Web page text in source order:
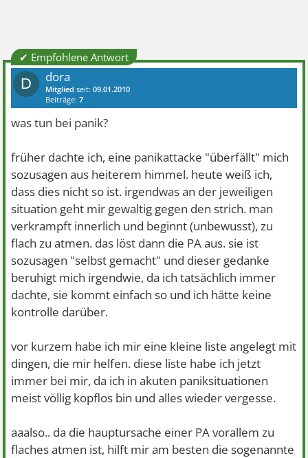
✔ Empfohlene Antwort
D dora
Mitglied seit:09.01.2010
Beiträge:7
was tun bei panik?
früher dachte ich, eine panikattacke "überfällt" mich
sozusagen aus heiterem himmel. heute weiß ich,
dass dies nicht so ist. irgendwas an der jeweiligen
situation geht mir gewaltig gegen den strich. man
verkrampft innerlich und beginnt (unbewusst), zu
flach zu atmen. das löst dann die PA aus. sie ist
sozusagen "selbst gemacht" und dieser gedanke
beruhigt mich irgendwie, da ich tatsächlich immer
dachte, sie kommt einfach so und ich hätte keine
kontrolle darüber.
vor kurzem habe ich mir eine kleine liste angelegt mit
dingen, die mir helfen. diese liste habe ich jetzt
immer bei mir, da ich in akuten paniksituationen
meist völlig kopflos bin und alles wieder vergesse.
aaalso.. da die hauptursache einer PA vorallem zu
flaches atmen ist, hilft mir am besten die sogenannte